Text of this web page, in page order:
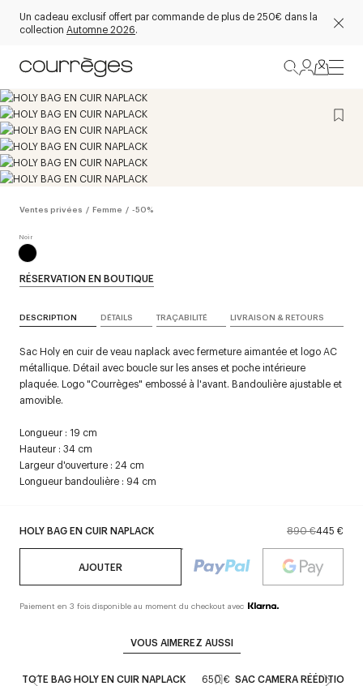
Un cadeau exclusif offert par commande de plus de 250€ dans la
collection Automne 2026.
Ventes privées / Femme / -50%
HOLY BAG EN CUIR NAPLACK 890 €445 €
AJOUTER
Paiement en 3 fois disponible au moment du checkout avec
RÉSERVATION EN BOUTIQUE
DESCRIPTION DÉTAILS TRAÇABILITÉ LIVRAISON & RETOURS
Sac Holy en cuir de veau naplack avec fermeture aimantée et logo AC
métallique. Détail avec boucle sur les anses et poche intérieure
plaquée. Logo "Courrèges" embossé à l'avant. Bandoulière ajustable et
amovible.
Longueur : 19 cm
Hauteur : 34 cm
Largeur d'ouverture : 24 cm
Longueur bandoulière : 94 cm
VOUS AIMEREZ AUSSI
TOTE BAG HOLY EN CUIR NAPLACK 650 € SAC CAMERA RÉÉDITION